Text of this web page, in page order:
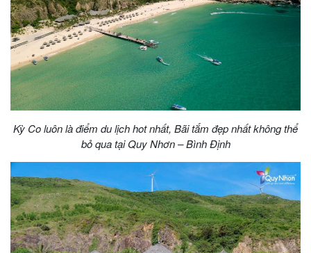
Kỳ Co luôn là điểm du lịch hot nhất, Bãi tắm đẹp nhất không thể
bỏ qua tại Quy Nhơn – Bình Định